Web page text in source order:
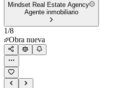
Mindset Real Estate Agency
Agente inmobiliario
1/8
Obra nueva